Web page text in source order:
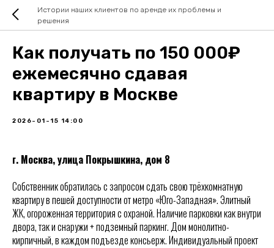
Истории наших клиентов по аренде их проблемы и
решения
Как получать по 150 000₽
ежемесячно сдавая
квартиру в Москве
2026-01-15 14:00
г. Москва, улица Покрышкина, дом 8
Собственник обратилась с запросом сдать свою трёхкомнатную
квартиру в пешей доступности от метро «Юго-Западная». Элитный
ЖК, огороженная территория с охраной. Наличие парковки как внутри
двора, так и снаружи + подземный паркинг. Дом монолитно-
кирпичный, в каждом подъезде консьерж. Индивидуальный проект